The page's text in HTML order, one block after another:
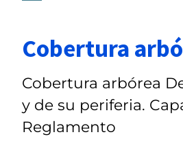
Cobertura
Cobertura arbórea
y de su periferia.
Reglamento